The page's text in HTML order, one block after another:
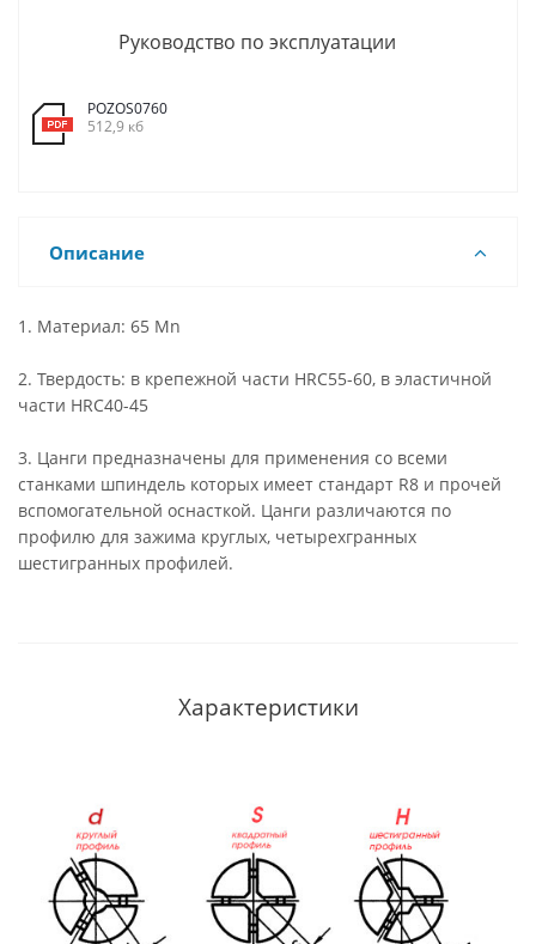
Руководство по эксплуатации
POZOS0760
512,9 кб
Описание
1. Материал: 65 Mn
2. Твердость: в крепежной части HRC55-60, в эластичной
части HRC40-45
3. Цанги предназначены для применения со всеми
станками шпиндель которых имеет стандарт R8 и прочей
вспомогательной оснасткой. Цанги различаются по
профилю для зажима круглых, четырехгранных
шестигранных профилей.
Характеристики